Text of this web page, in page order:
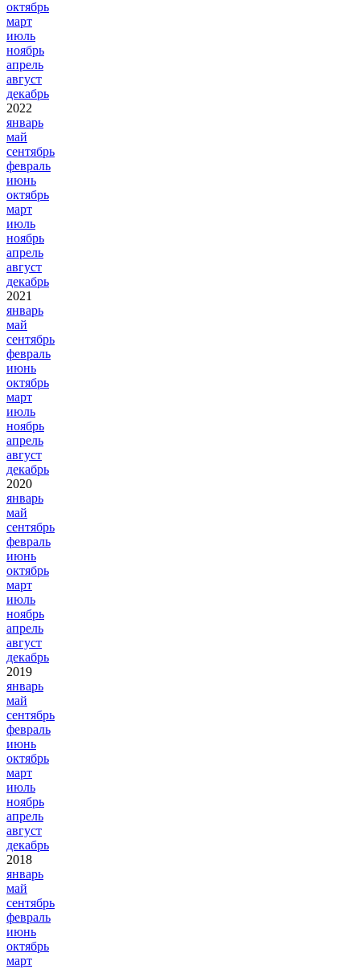
октябрь
март
июль
ноябрь
апрель
август
декабрь
2022
январь
май
сентябрь
февраль
июнь
октябрь
март
июль
ноябрь
апрель
август
декабрь
2021
январь
май
сентябрь
февраль
июнь
октябрь
март
июль
ноябрь
апрель
август
декабрь
2020
январь
май
сентябрь
февраль
июнь
октябрь
март
июль
ноябрь
апрель
август
декабрь
2019
январь
май
сентябрь
февраль
июнь
октябрь
март
июль
ноябрь
апрель
август
декабрь
2018
январь
май
сентябрь
февраль
июнь
октябрь
март